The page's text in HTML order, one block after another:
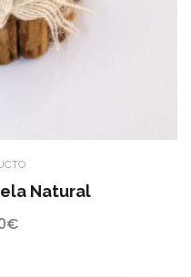
Natural
€